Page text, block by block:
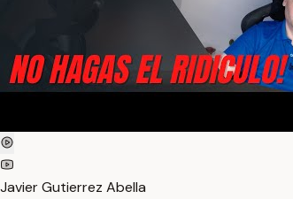
Javier Gutierrez Abella